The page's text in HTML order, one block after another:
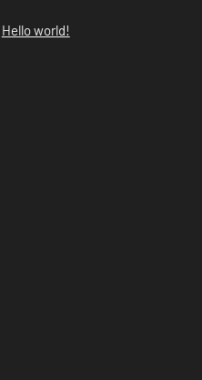
Hello world!